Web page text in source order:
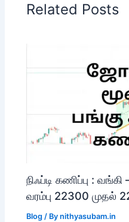
Related Posts
நிஃப்டி கணிப்பு :
வரம்பு 22300 முதல்
Blog / Bynithyasubam.in